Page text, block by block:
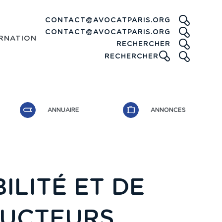
CONTACT@AVOCATPARIS.ORG
CONTACT@AVOCATPARIS.ORG
RECHERCHER
RECHERCHER ICONE
ANNUAIRE ANNONCES
ET DE